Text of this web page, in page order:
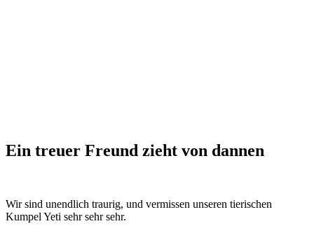
Ein treuer Freund zieht von dannen
Wir sind unendlich traurig, und vermissen unseren tierischen
Kumpel Yeti sehr sehr sehr.